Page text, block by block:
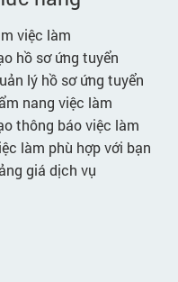
việc làm
hồ sơ ứng tuyển
lý hồ sơ ứng tuyển
nang việc làm
thông báo việc làm
làm phù hợp với bạn
giá dịch vụ